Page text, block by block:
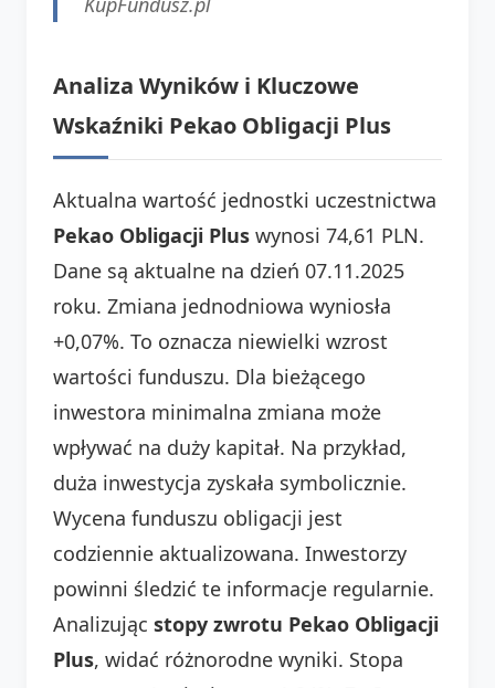
Analiza Wyników i Kluczowe
Wskaźniki Pekao Obligacji Plus
Aktualna wartość jednostki uczestnictwa
Pekao Obligacji Plus wynosi 74,61 PLN.
Dane są aktualne na dzień 07.11.2025
roku. Zmiana jednodniowa wyniosła
+0,07%. To oznacza niewielki wzrost
wartości funduszu. Dla bieżącego
inwestora minimalna zmiana może
wpływać na duży kapitał. Na przykład,
duża inwestycja zyskała symbolicznie.
Wycena funduszu obligacji jest
codziennie aktualizowana. Inwestorzy
powinni śledzić te informacje regularnie.
Analizując stopy zwrotu Pekao Obligacji
Plus, widać różnorodne wyniki. Stopa